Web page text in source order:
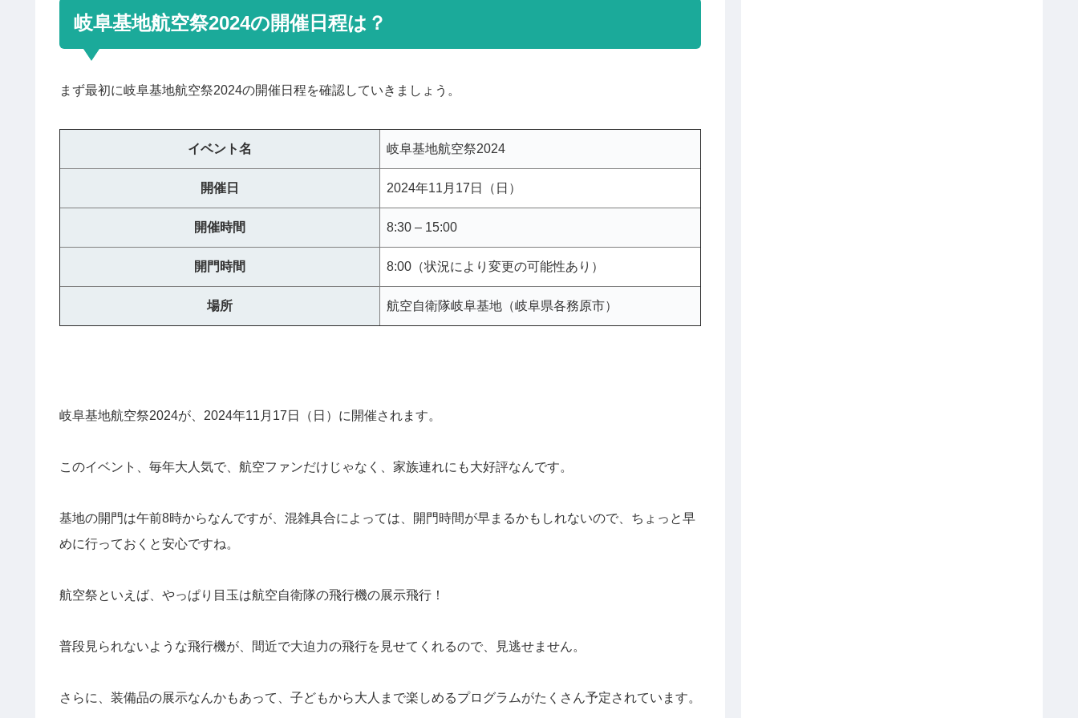
岐阜基地航空祭2024の開催日程は？
まず最初に岐阜基地航空祭2024の開催日程を確認していきましょう。
イベント名 岐阜基地航空祭2024
開催日 2024年11月17日（日）
開催時間 8:30 – 15:00
開門時間 8:00（状況により変更の可能性あり）
場所 航空自衛隊岐阜基地（岐阜県各務原市）
岐阜基地航空祭2024が、2024年11月17日（日）に開催されます。
このイベント、毎年大人気で、航空ファンだけじゃなく、家族連れにも大好評なんです。
基地の開門は午前8時からなんですが、混雑具合によっては、開門時間が早まるかもしれないので、ちょっと早
めに行っておくと安心ですね。
航空祭といえば、やっぱり目玉は航空自衛隊の飛行機の展示飛行！
普段見られないような飛行機が、間近で大迫力の飛行を見せてくれるので、見逃せません。
さらに、装備品の展示なんかもあって、子どもから大人まで楽しめるプログラムがたくさん予定されています。